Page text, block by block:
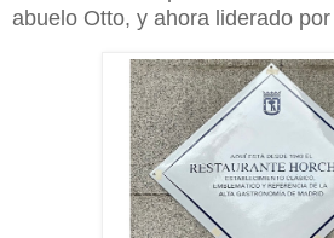
abuelo Otto, y ahora liderado